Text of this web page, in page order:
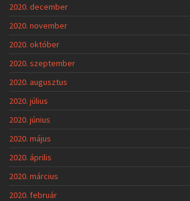
2020. december
2020. november
2020. október
2020. szeptember
2020. augusztus
2020. július
2020. június
2020. május
2020. április
2020. március
2020. február